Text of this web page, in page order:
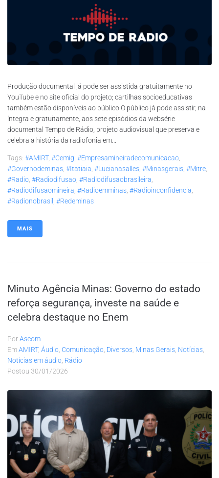
Produção documental já pode ser assistida gratuitamente no
YouTube e no site oficial do projeto; cartilhas socioeducativas
também estão disponíveis ao público O público já pode assistir, na
íntegra e gratuitamente, aos sete episódios da websérie
documental Tempo de Rádio, projeto audiovisual que preserva e
celebra a história da radiofonia em...
Tags: #AMIRT, #Cemig, #empresamineiradecomunicacao,
#governodeminas, #itatiaia, #lucianasalles, #minasgerais, #mitre,
#radio, #radiodifusao, #radiodifusaobrasileira,
#radiodifusaomineira, #radioemminas, #radioinconfidencia,
#radionobrasil , #redeminas
MAIS
Minuto Agência Minas: Governo do estado
reforça segurança, investe na saúde e
celebra destaque no Enem
PorAscom
EmAMIRT, Áudio, Comunicação, Diversos, Minas Gerais, Notícias,
Notícias em áudio, Rádio
Postou 30/01/2026